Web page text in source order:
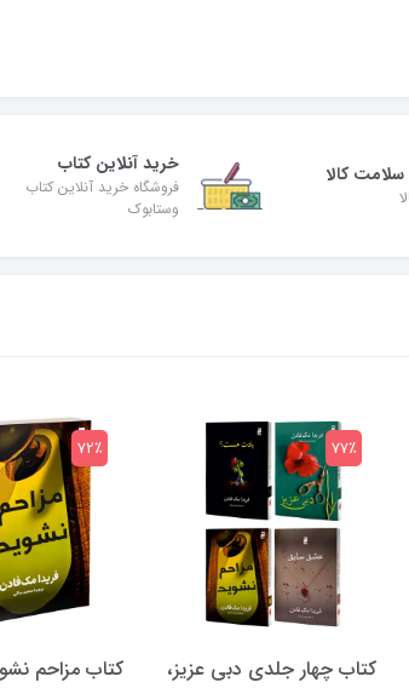
کالا خرید آنلاین کتاب
فروشگاه خرید آنلاین کتاب
وستابوک
کتاب چهار جلدی دبی عزیز،
77٪
کتاب مزاحم
72٪